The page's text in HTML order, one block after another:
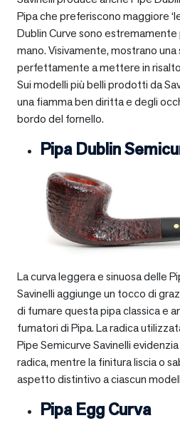
Pipa che preferiscono maggiore
Dublin Curve sono
mano. Visivamente, mostrano
perfettamente a mettere in
Sui modelli più belli prodotti da
una fiamma ben diritta e degli
bordo del fornello.
Pipa Dublin
La curva leggera e sinuosa delle
Savinelli aggiunge un tocco di
di fumare questa pipa classica e
fumatori di Pipa. La radica
Pipe Semicurve Savinelli
radica, mentre la finitura liscia o
aspetto distintivo a ciascun
Pipa Egg Curva